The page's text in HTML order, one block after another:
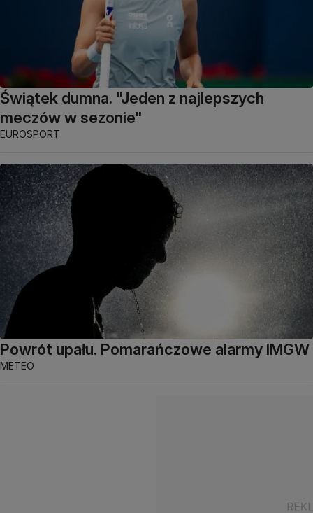
Świątek dumna. "Jeden z najlepszych
meczów w sezonie"
EUROSPORT
Powrót upału. Pomarańczowe alarmy IMGW
METEO